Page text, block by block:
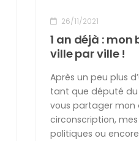
26/11/2021
1 an déjà :
ville par ville !
Après un peu plus
tant que député du
vous partager mon
circonscription,
politiques ou